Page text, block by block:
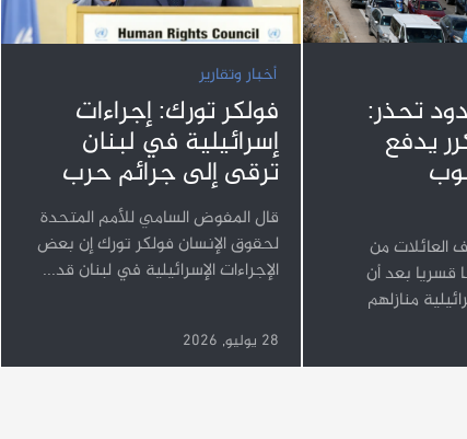
تحذر:
يدفع
العائلات من
قسريا بعد أن
منازلهم
أخبار وتقارير
فولكر تورك: إجراءات
إسرائيلية في لبنان
ترقى إلى جرائم حرب
قال المفوض السامي للأمم المتحدة
لحقوق الإنسان فولكر تورك إن بعض
الإجراءات الإسرائيلية في لبنان قد...
28 يوليو, 2026